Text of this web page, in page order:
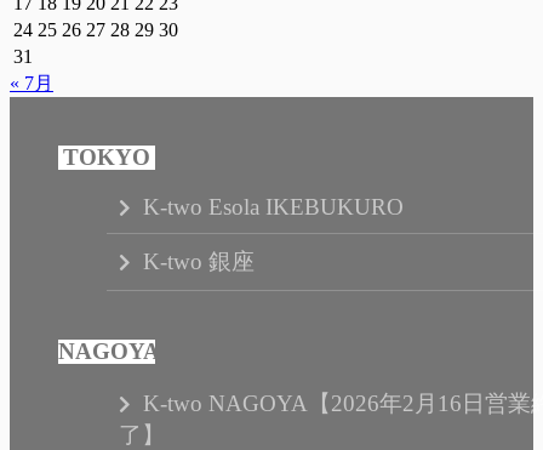
24 25 26 27 28 29 30
31
« 7月
K-two Esola IKEBUKURO
K-two 銀座
K-two NAGOYA【2026年2月16日営業
了】